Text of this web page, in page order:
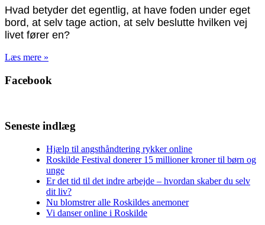
Hvad betyder det egentlig, at have foden under eget
bord, at selv tage action, at selv beslutte hvilken vej
livet fører en?
Læs mere »
Facebook
Seneste indlæg
Hjælp til angsthåndtering rykker online
Roskilde Festival donerer 15 millioner kroner til børn og
unge
Er det tid til det indre arbejde – hvordan skaber du selv
dit liv?
Nu blomstrer alle Roskildes anemoner
Vi danser online i Roskilde